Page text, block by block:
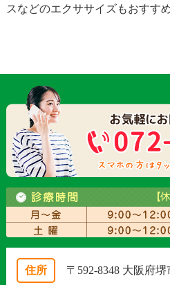
スなどのエクササイズもおすすめ
住所
〒592-8348 大阪府